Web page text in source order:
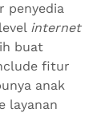
penyedia
internet
buat
fitur
anak
layanan